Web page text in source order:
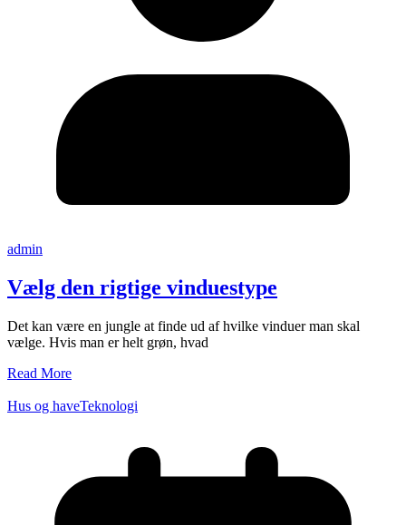
admin
Vælg den rigtige vinduestype
Det kan være en jungle at finde ud af hvilke vinduer man skal
vælge. Hvis man er helt grøn, hvad
Read More
Hus og haveTeknologi